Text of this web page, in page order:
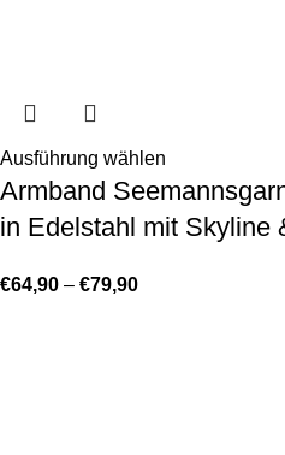
Ausführung wählen
Armband
in Edelstahl mit Skyline
€64,90 – €79,90